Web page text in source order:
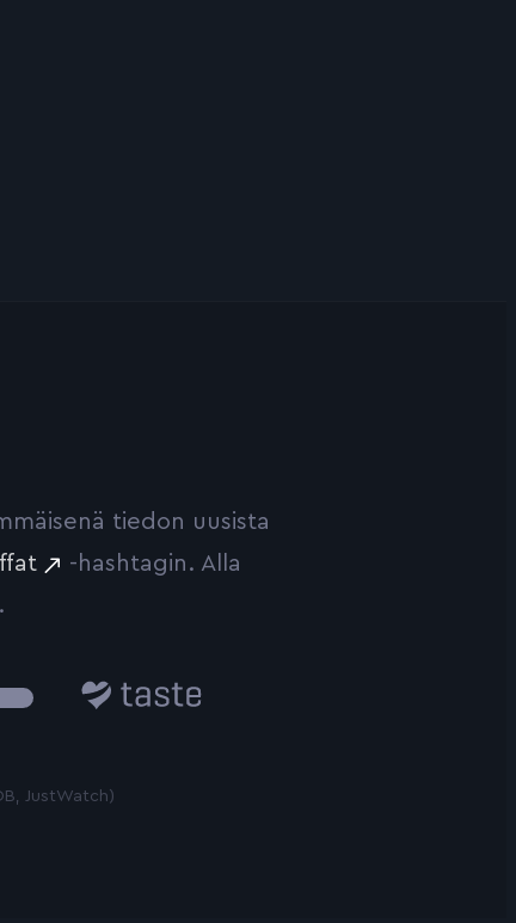
tiedon uusista
-hashtagin. Alla
JustWatch)